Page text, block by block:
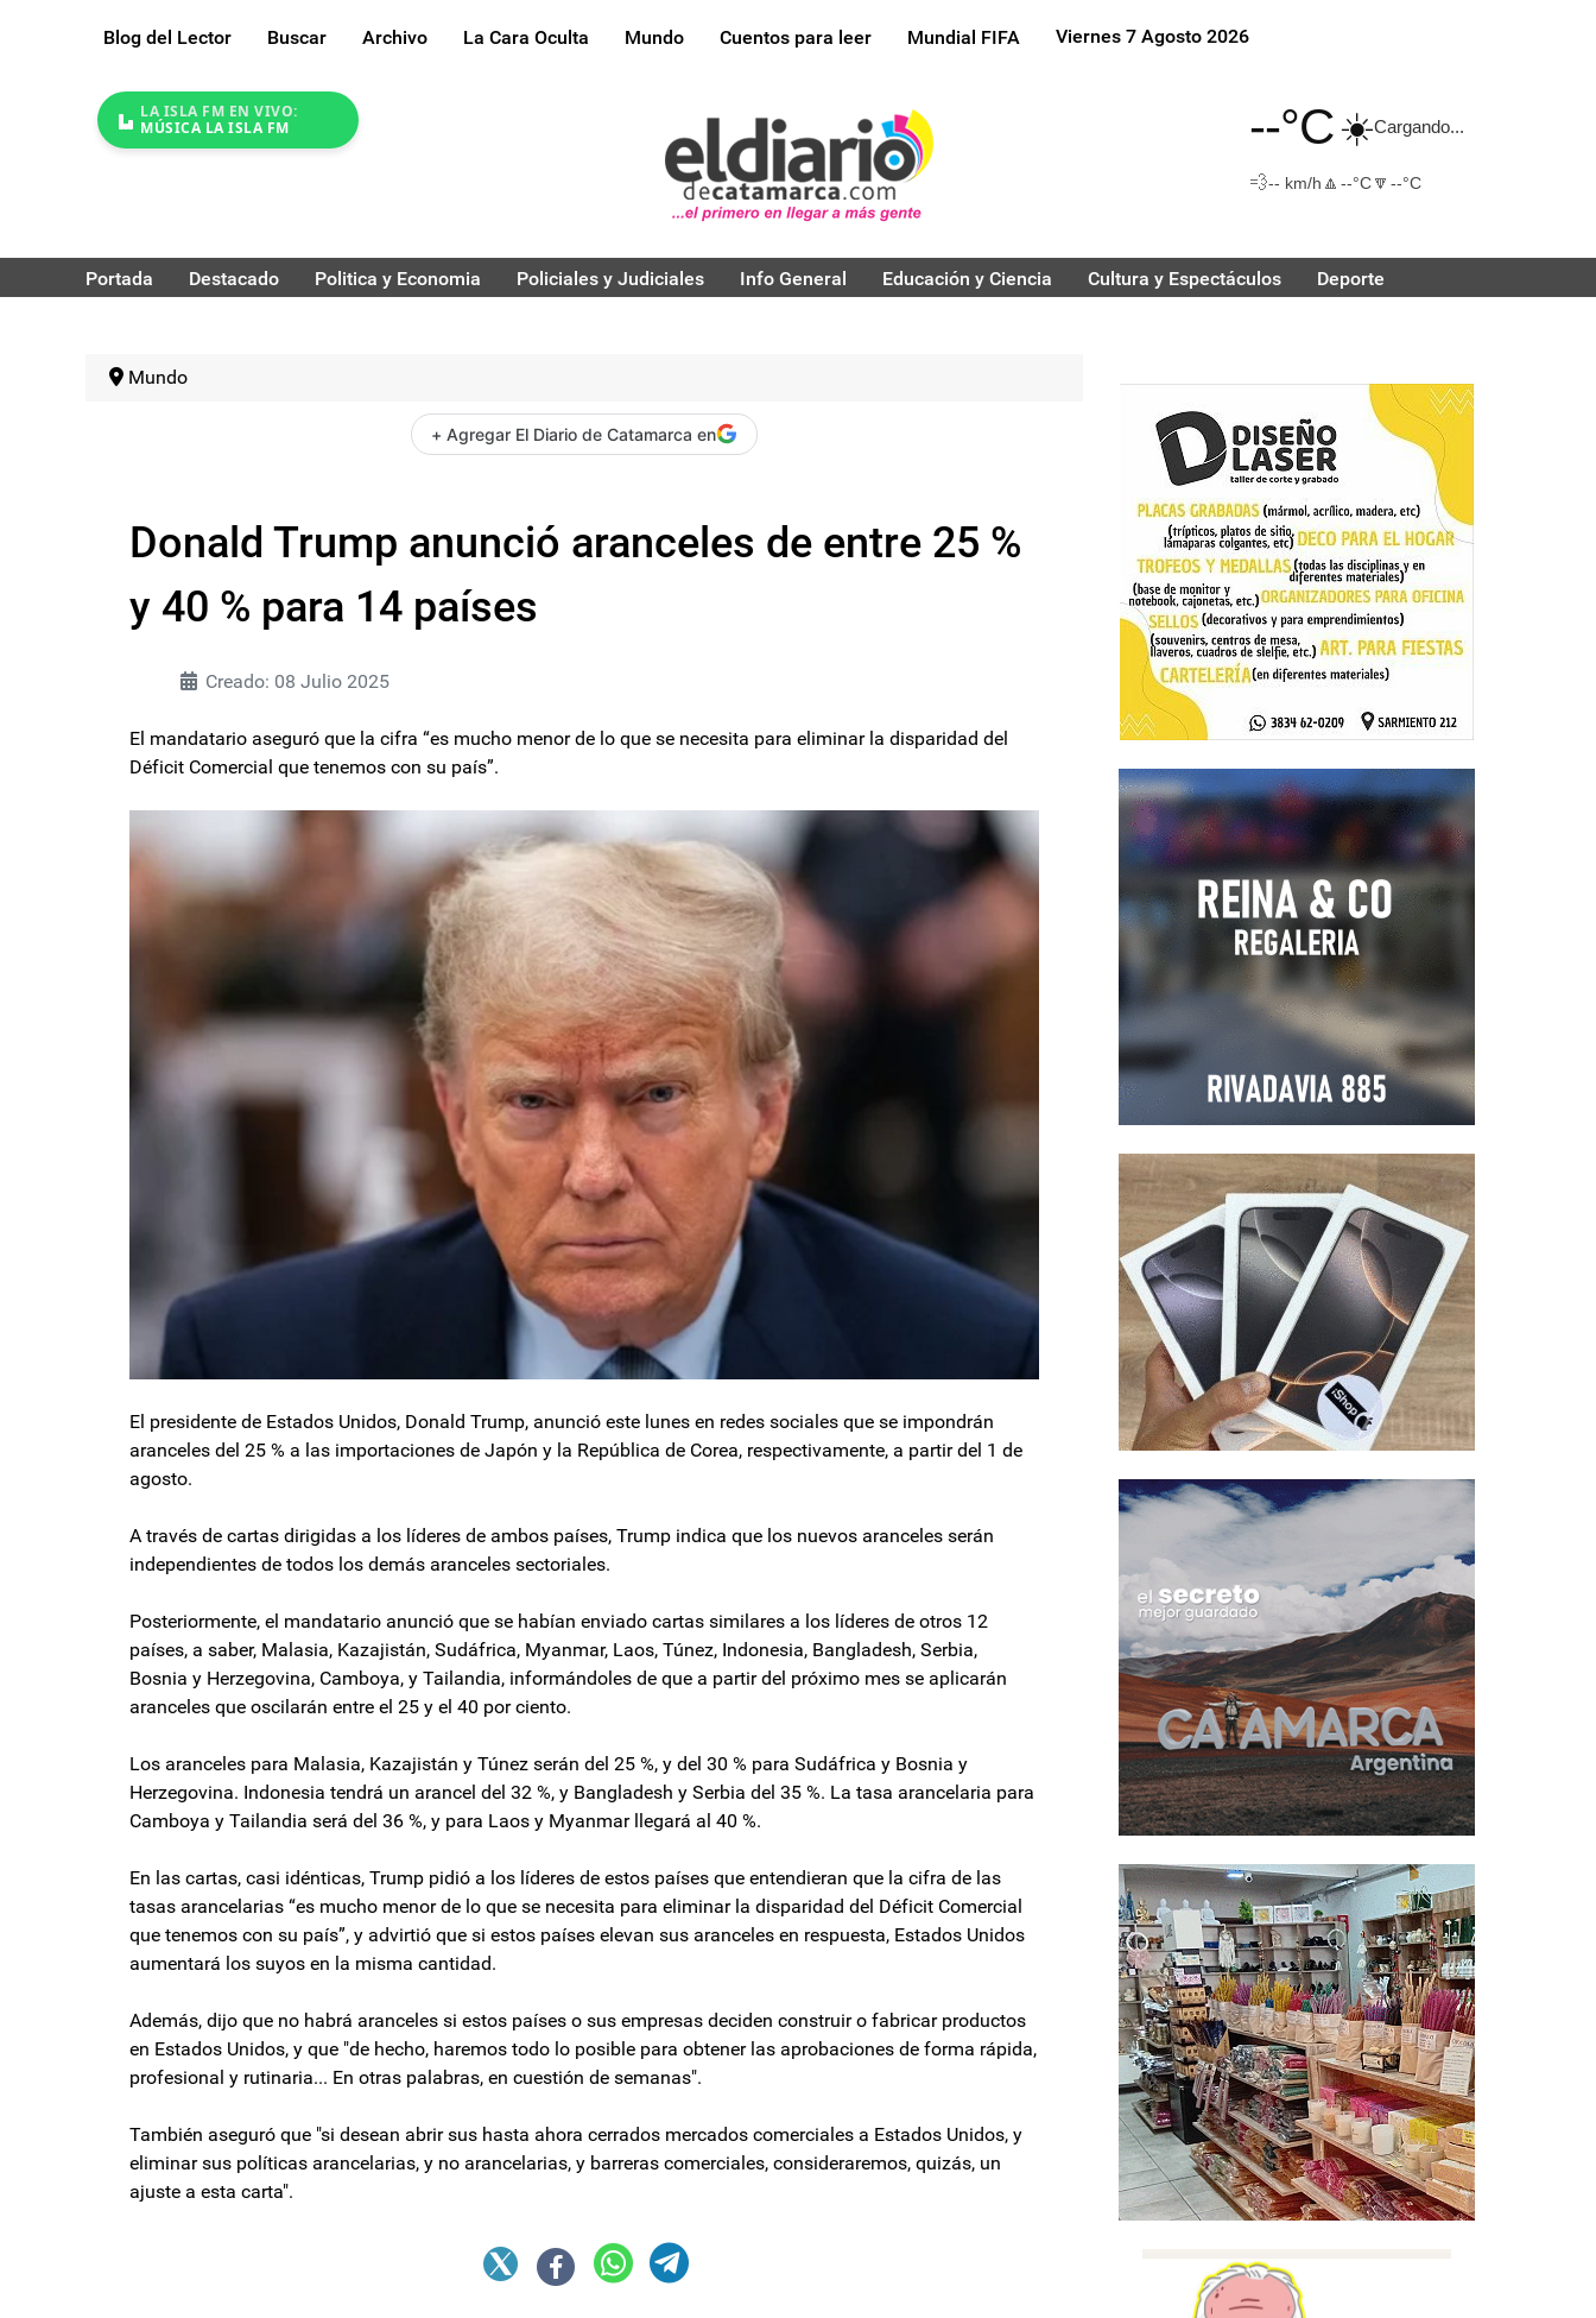
Blog del Lector Buscar Archivo La Cara Oculta Mundo Cuentos para leer Mundial FIFA Viernes 7 Agosto 2026
LA ISLA FM EN VIVO:
MÚSICA LA ISLA FM
--°C☀️Cargando...
💨-- km/h 🔼 --°C🔽 --°C
Portada Destacado Politica y Economia Policiales y Judiciales Info General Educación y Ciencia Cultura y Espectáculos Deporte
Mundo
+ Agregar El Diario de Catamarca en
Donald Trump anunció aranceles de entre 25 %
y 40 % para 14 países
Creado: 08 Julio 2025
El mandatario aseguró que la cifra “es mucho menor de lo que se necesita para eliminar la disparidad del
Déficit Comercial que tenemos con su país”.
El presidente de Estados Unidos, Donald Trump, anunció este lunes en redes sociales que se impondrán
aranceles del 25 % a las importaciones de Japón y la República de Corea, respectivamente, a partir del 1 de
agosto.
A través de cartas dirigidas a los líderes de ambos países, Trump indica que los nuevos aranceles serán
independientes de todos los demás aranceles sectoriales.
Posteriormente, el mandatario anunció que se habían enviado cartas similares a los líderes de otros 12
países, a saber, Malasia, Kazajistán, Sudáfrica, Myanmar, Laos, Túnez, Indonesia, Bangladesh, Serbia,
Bosnia y Herzegovina, Camboya, y Tailandia, informándoles de que a partir del próximo mes se aplicarán
aranceles que oscilarán entre el 25 y el 40 por ciento.
Los aranceles para Malasia, Kazajistán y Túnez serán del 25 %, y del 30 % para Sudáfrica y Bosnia y
Herzegovina. Indonesia tendrá un arancel del 32 %, y Bangladesh y Serbia del 35 %. La tasa arancelaria para
Camboya y Tailandia será del 36 %, y para Laos y Myanmar llegará al 40 %.
En las cartas, casi idénticas, Trump pidió a los líderes de estos países que entendieran que la cifra de las
tasas arancelarias “es mucho menor de lo que se necesita para eliminar la disparidad del Déficit Comercial
que tenemos con su país”, y advirtió que si estos países elevan sus aranceles en respuesta, Estados Unidos
aumentará los suyos en la misma cantidad.
Además, dijo que no habrá aranceles si estos países o sus empresas deciden construir o fabricar productos
en Estados Unidos, y que "de hecho, haremos todo lo posible para obtener las aprobaciones de forma rápida,
profesional y rutinaria... En otras palabras, en cuestión de semanas".
También aseguró que "si desean abrir sus hasta ahora cerrados mercados comerciales a Estados Unidos, y
eliminar sus políticas arancelarias, y no arancelarias, y barreras comerciales, consideraremos, quizás, un
ajuste a esta carta".